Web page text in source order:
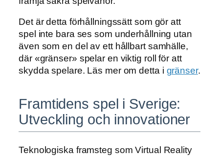
Det är detta förhållningssätt som gör att
spel inte bara ses som underhållning utan
även som en del av ett hållbart samhälle,
där «gränser» spelar en viktig roll för att
skydda spelare. Läs mer om detta i gränser.
Framtidens spel i Sverige:
Utveckling och innovationer
Teknologiska framsteg som Virtual Reality